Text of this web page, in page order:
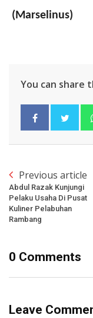
(Marselinus)
You can share
Previous article
Abdul Razak Kunjungi
Pelaku Usaha Di Pusat
Kuliner Pelabuhan
Rambang
0 Comments
Leave